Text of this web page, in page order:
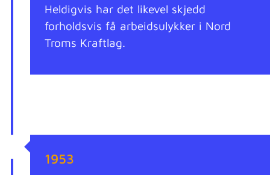
Heldigvis har det likevel skjedd
forholdsvis få arbeidsulykker i Nord
Troms Kraftlag.
1953